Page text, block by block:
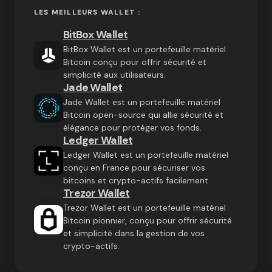
LES MEILLEURS WALLET :
BitBox Wallet
BitBox Wallet est un portefeuille matériel
Bitcoin conçu pour offrir sécurité et
simplicité aux utilisateurs.
Jade Wallet
Jade Wallet est un portefeuille matériel
Bitcoin open-source qui allie sécurité et
élégance pour protéger vos fonds.
Ledger Wallet
Ledger Wallet est un portefeuille matériel
conçu en France pour sécuriser vos
bitcoins et crypto-actifs facilement
Trezor Wallet
Trezor Wallet est un portefeuille matériel
Bitcoin pionnier, conçu pour offrir sécurité
et simplicité dans la gestion de vos
crypto-actifs.